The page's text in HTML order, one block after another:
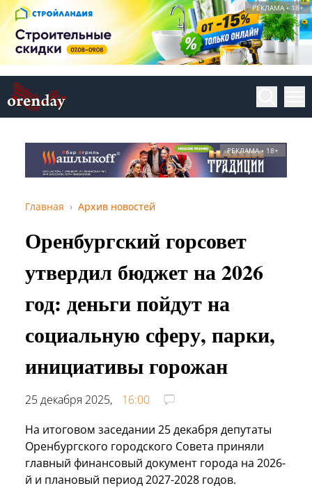
РЕКЛАМА • 18+
РЕКЛАМА • 18+
Главная Архив новостей
Оренбургский горсовет
утвердил бюджет на 2026
год: деньги пойдут на
социальную сферу, парки,
инициативы горожан
25 декабря 2025,
16:00
На итоговом заседании 25 декабря депутаты
Оренбургского городского Совета приняли
главный финансовый документ города на 2026-
й и плановый период 2027-2028 годов.